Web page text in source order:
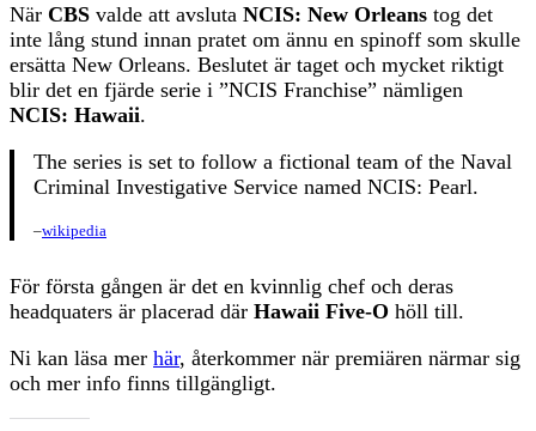
När CBS valde att avsluta NCIS: New Orleans tog det
inte lång stund innan pratet om ännu en spinoff som skulle
ersätta New Orleans. Beslutet är taget och mycket riktigt
blir det en fjärde serie i ”NCIS Franchise” nämligen
NCIS: Hawaii.
The series is set to follow a fictional team of the Naval
Criminal Investigative Service named NCIS: Pearl.
–wikipedia
För första gången är det en kvinnlig chef och deras
headquaters är placerad där Hawaii Five-O höll till.
Ni kan läsa mer här, återkommer när premiären närmar sig
och mer info finns tillgängligt.